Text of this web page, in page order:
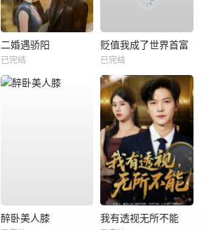
二婚遇骄阳
已完结
贬值我成了世界首富
已完结
醉卧美人膝 我有透视无所不能